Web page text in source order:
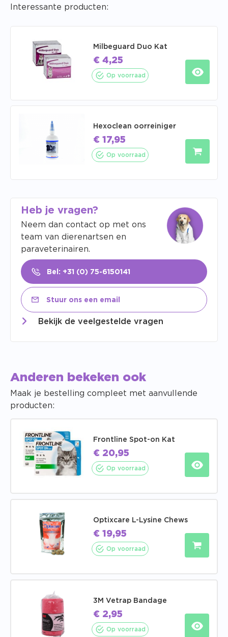
Interessante producten:
Milbeguard Duo Kat
€ 4,25
Op voorraad
Hexoclean oorreiniger
€ 17,95
Op voorraad
Heb je vragen?
Neem dan contact op met ons
team van dierenartsen en
paraveterinairen.
Bel: +31 (0) 75-6150141
Stuur ons een email
Bekijk de veelgestelde vragen
Anderen bekeken ook
Maak je bestelling compleet met aanvullende
producten:
Frontline Spot-on Kat
€ 20,95
Op voorraad
Optixcare L-Lysine Chews
€ 19,95
Op voorraad
3M Vetrap Bandage
€ 2,95
Op voorraad